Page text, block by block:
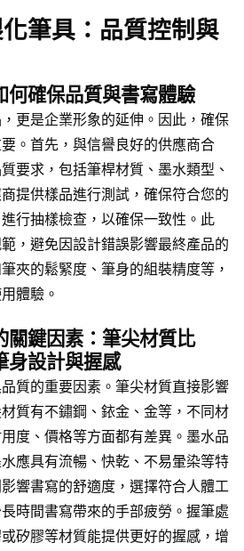
筆具：品質控制與
何確保品質與書寫體驗
更是企業形象的延伸。因此，確保
。首先，與信譽良好的供應商合
要求，包括筆桿材質、墨水類型、
提供樣品進行測試，確保符合您的
行抽樣檢查，以確保一致性。此
，避免因設計錯誤影響最終產品的
夾的鬆緊度、筆身的組裝精度等，
體驗。
關鍵因素：筆尖材質比
身設計與握感
質的重要因素。筆尖材質直接影響
質有不鏽鋼、銥金、金等，不同材
度、價格等方面都有差異。墨水品
應具有流暢、快乾、不易暈染等特
響書寫的舒適度，選擇符合人體工
時間書寫帶來的手部疲勞。握筆處
矽膠等材質能提供更好的握感，增